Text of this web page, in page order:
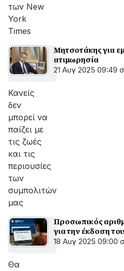
των New
York
Times
Μητσοτάκης για
ατιμωρησία
21 Αυγ 2025 09:49
Κανείς
δεν
μπορεί να
παίζει με
τις ζωές
και τις
περιουσίες
των
συμπολιτών
μας
Προσωπικός
για την έκδοση
18 Αυγ 2025 09:00
Θα